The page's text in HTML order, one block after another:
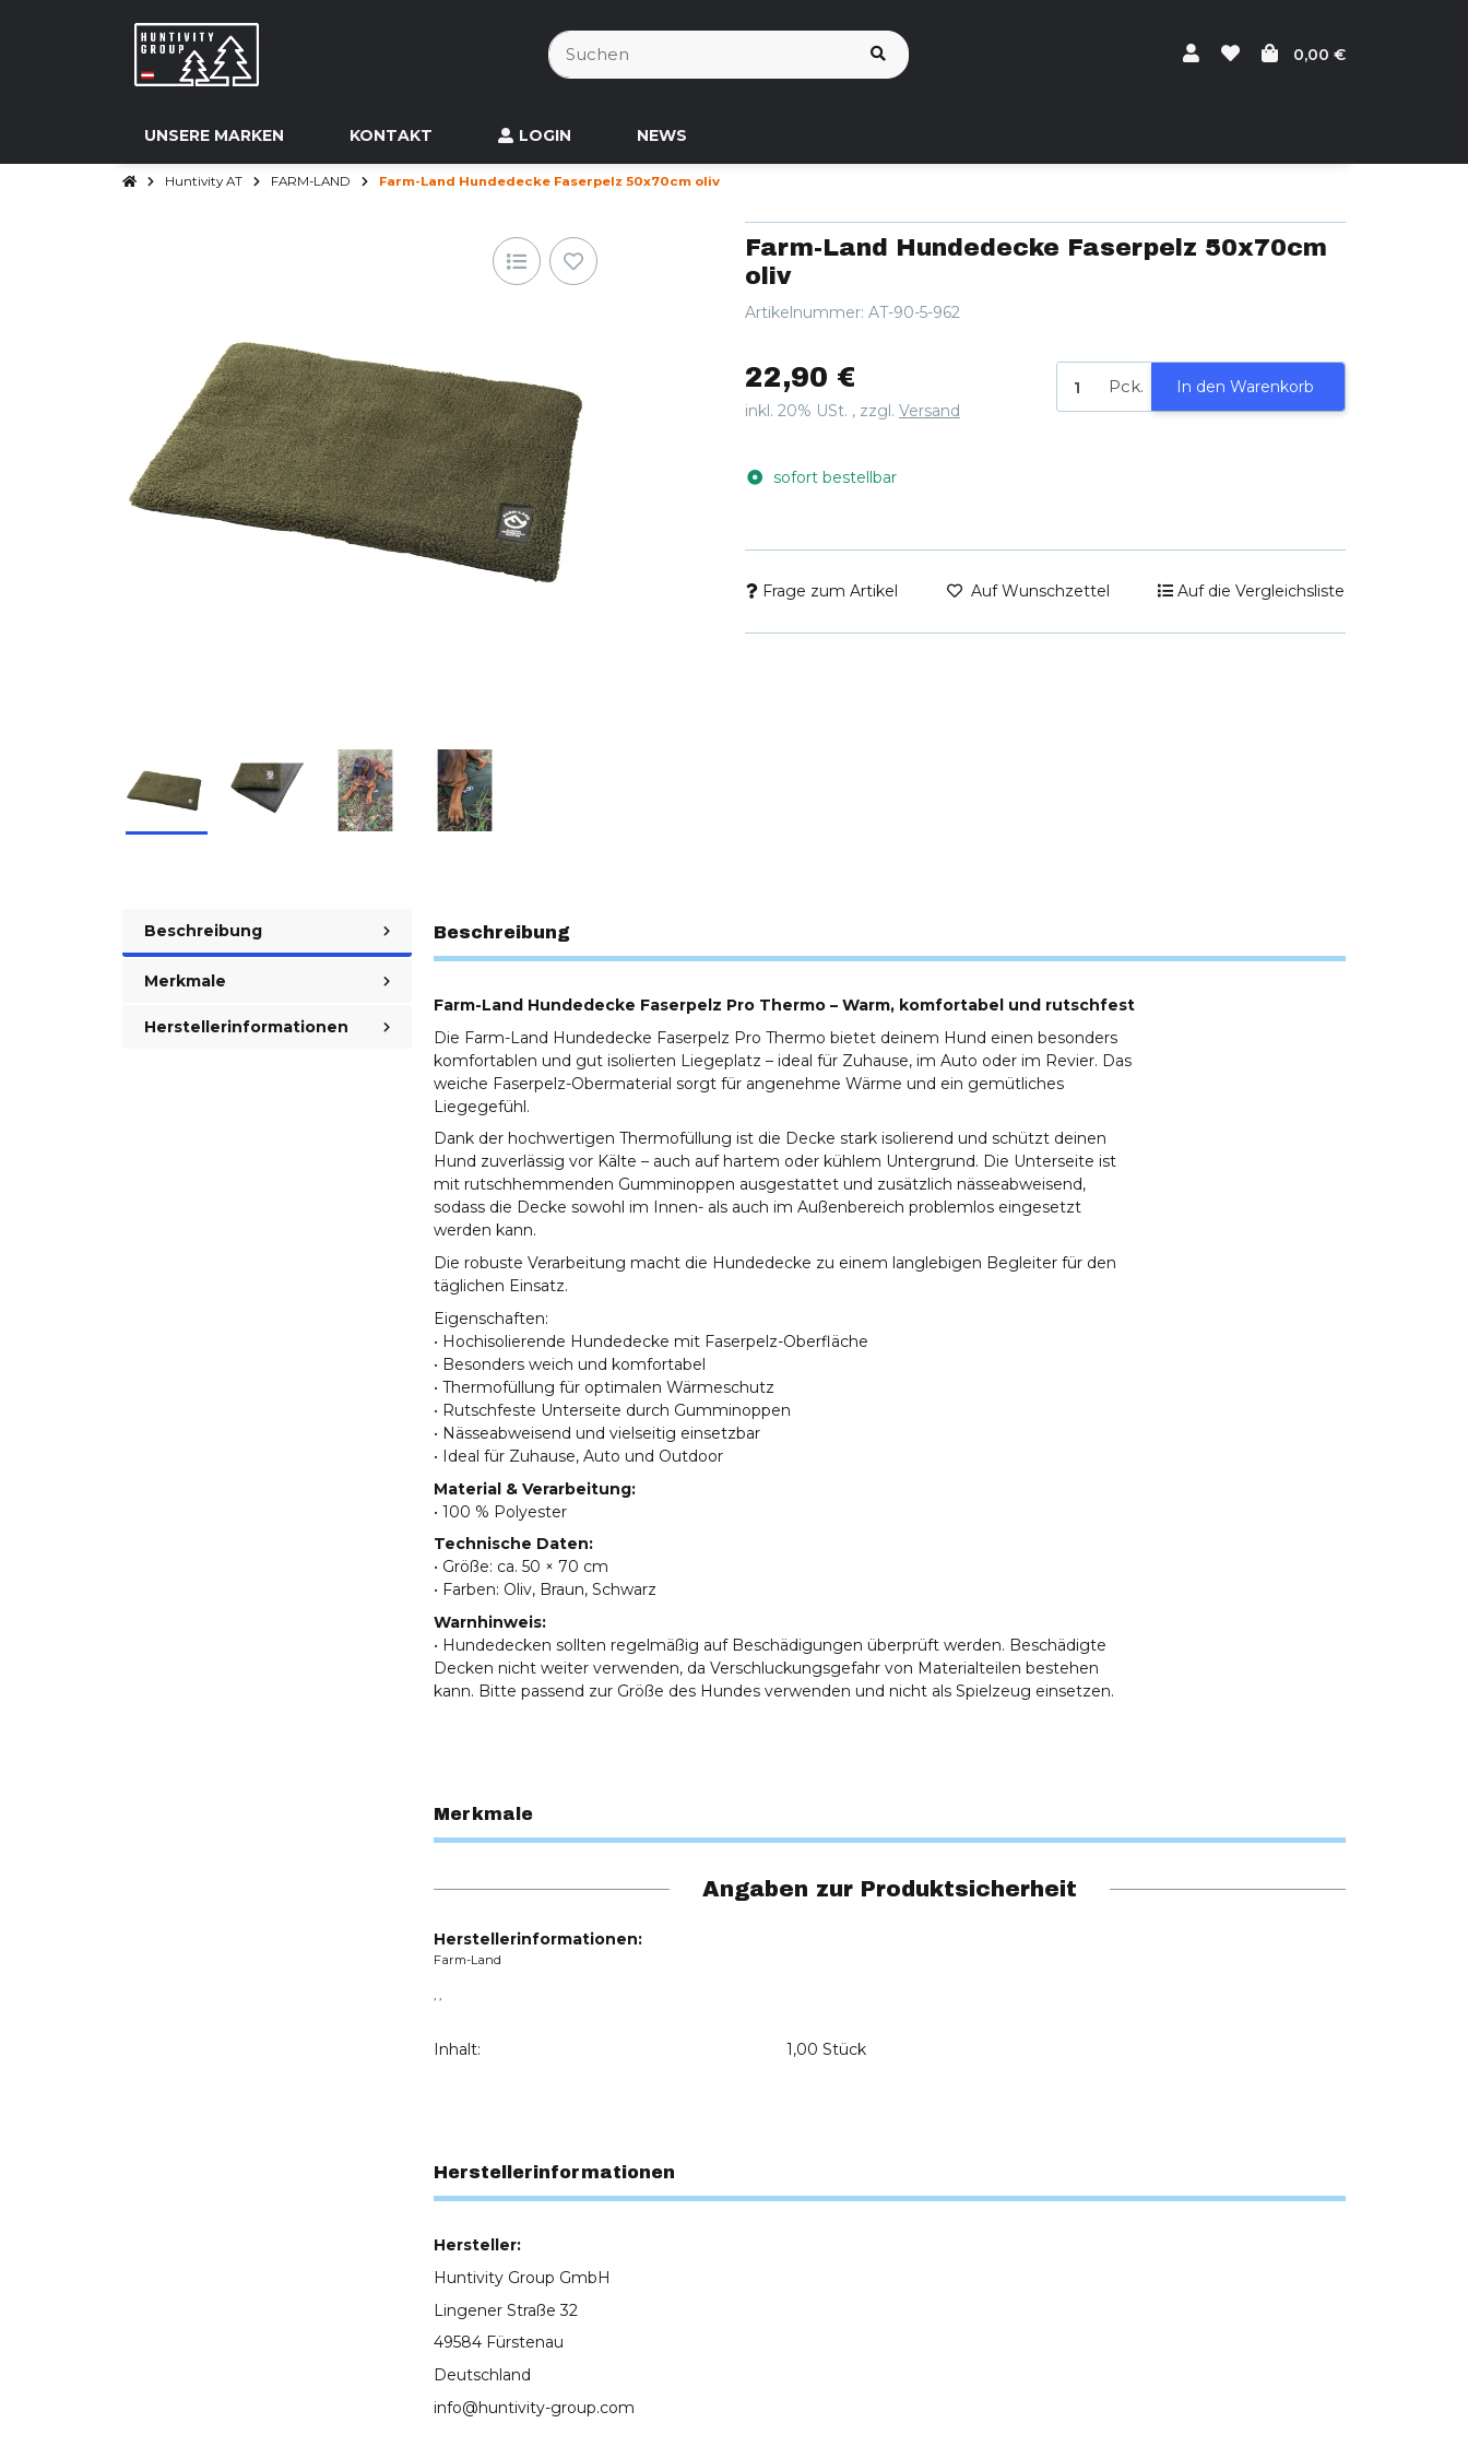
0,00 €
UNSERE MARKEN KONTAKT LOGIN NEWS
Huntivity AT FARM-LAND Farm-Land Hundedecke Faserpelz 50x70cm oliv
Farm-Land Hundedecke Faserpelz 50x70cm
oliv
Artikelnummer: AT-90-5-962
22,90 €
inkl. 20% USt. , zzgl. Versand
sofort bestellbar
Pck. In den Warenkorb
Frage zum Artikel Auf Wunschzettel Auf die Vergleichsliste
Beschreibung
Merkmale
Herstellerinformationen
Beschreibung
Farm-Land Hundedecke Faserpelz Pro Thermo – Warm, komfortabel und rutschfest
Die Farm-Land Hundedecke Faserpelz Pro Thermo bietet deinem Hund einen besonders
komfortablen und gut isolierten Liegeplatz – ideal für Zuhause, im Auto oder im Revier. Das
weiche Faserpelz-Obermaterial sorgt für angenehme Wärme und ein gemütliches
Liegegefühl.
Dank der hochwertigen Thermofüllung ist die Decke stark isolierend und schützt deinen
Hund zuverlässig vor Kälte – auch auf hartem oder kühlem Untergrund. Die Unterseite ist
mit rutschhemmenden Gumminoppen ausgestattet und zusätzlich nässeabweisend,
sodass die Decke sowohl im Innen- als auch im Außenbereich problemlos eingesetzt
werden kann.
Die robuste Verarbeitung macht die Hundedecke zu einem langlebigen Begleiter für den
täglichen Einsatz.
Eigenschaften:
• Hochisolierende Hundedecke mit Faserpelz-Oberfläche
• Besonders weich und komfortabel
• Thermofüllung für optimalen Wärmeschutz
• Rutschfeste Unterseite durch Gumminoppen
• Nässeabweisend und vielseitig einsetzbar
• Ideal für Zuhause, Auto und Outdoor
Material & Verarbeitung:
• 100 % Polyester
Technische Daten:
• Größe: ca. 50 × 70 cm
• Farben: Oliv, Braun, Schwarz
Warnhinweis:
• Hundedecken sollten regelmäßig auf Beschädigungen überprüft werden. Beschädigte
Decken nicht weiter verwenden, da Verschluckungsgefahr von Materialteilen bestehen
kann. Bitte passend zur Größe des Hundes verwenden und nicht als Spielzeug einsetzen.
Merkmale
Angaben zur Produktsicherheit
Herstellerinformationen:
Farm-Land
, ,
Inhalt: 1,00 Stück
Herstellerinformationen
Hersteller:
Huntivity Group GmbH
Lingener Straße 32
49584 Fürstenau
Deutschland
info@huntivity-group.com